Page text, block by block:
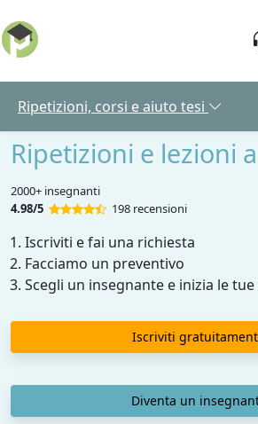
Ripetizioni, corsi e aiuto tesi
Ripetizioni e lezioni
2000+ insegnanti
4.98/5
198 recensioni
Iscriviti e fai una richiesta
Facciamo un preventivo
Scegli un insegnante e inizia le
Iscriviti
Diventa un